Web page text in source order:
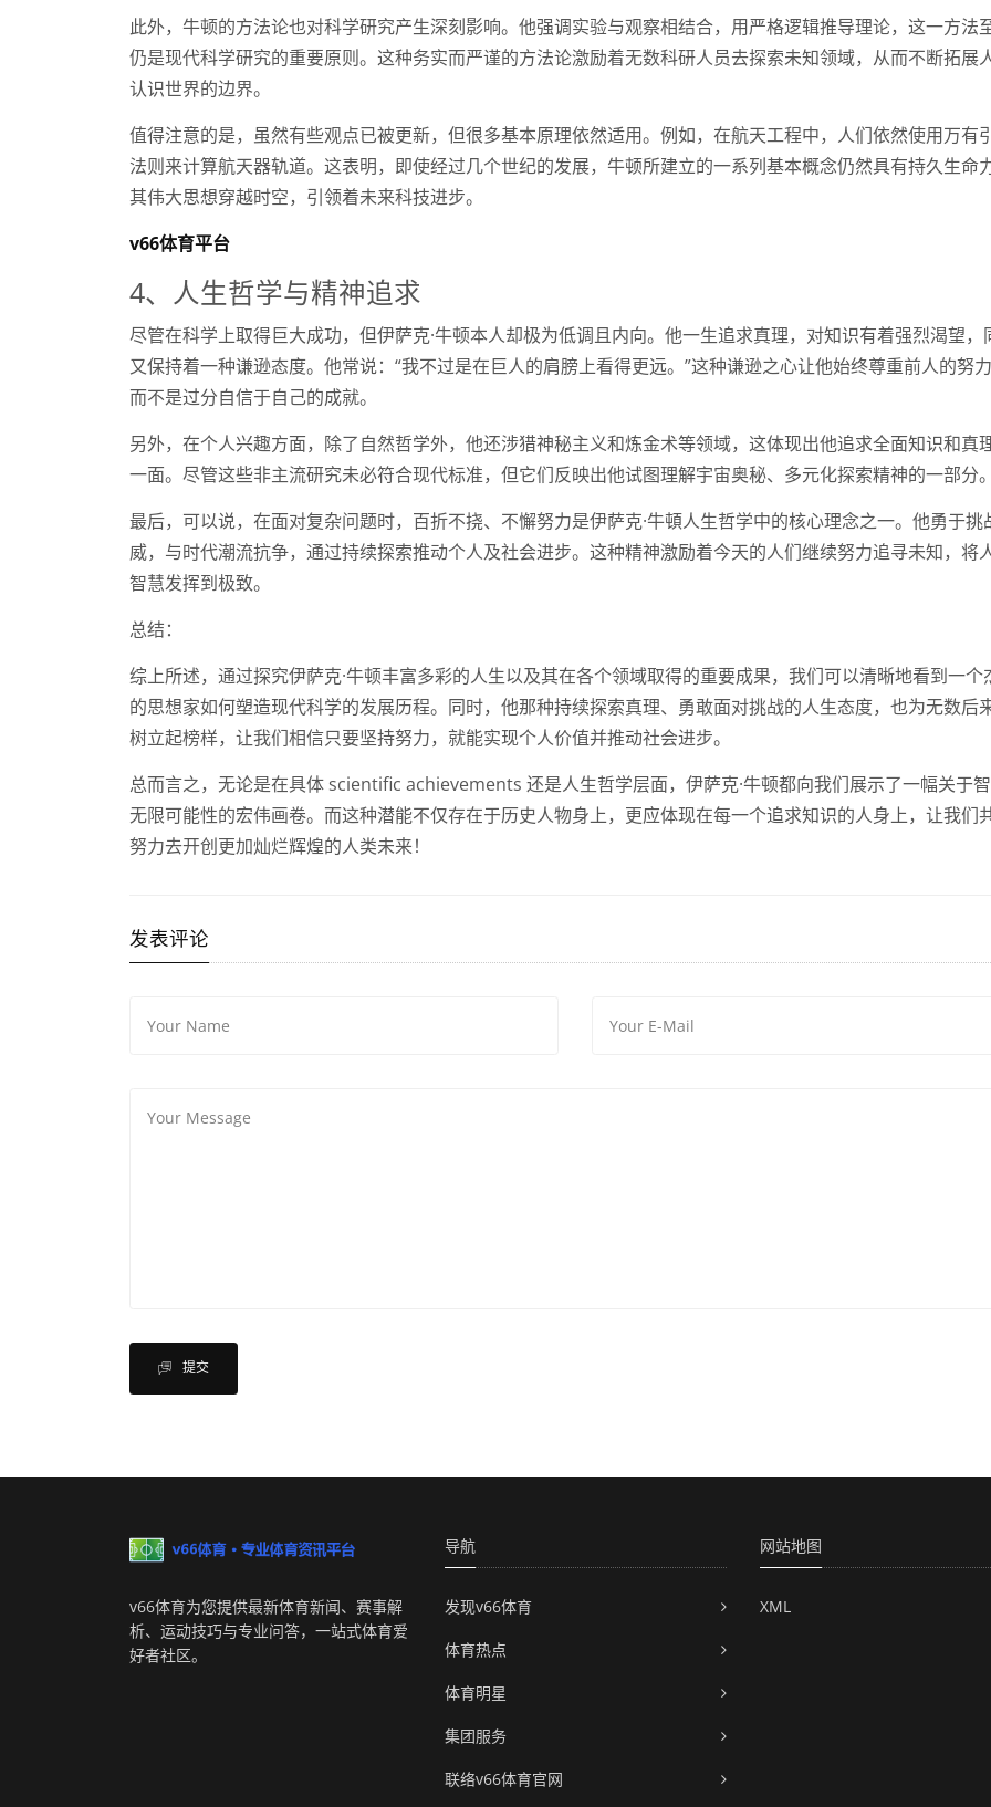
此外，牛顿的方法论也对科学研究产生深刻影响。他强调实验与观察相结合，用严格逻辑推导理论，这一方法
仍是现代科学研究的重要原则。这种务实而严谨的方法论激励着无数科研人员去探索未知领域，从而不断拓展
认识世界的边界。
值得注意的是，虽然有些观点已被更新，但很多基本原理依然适用。例如，在航天工程中，人们依然使用万有
法则来计算航天器轨道。这表明，即使经过几个世纪的发展，牛顿所建立的一系列基本概念仍然具有持久生命力
其伟大思想穿越时空，引领着未来科技进步。
v66体育平台
4、人生哲学与精神追求
尽管在科学上取得巨大成功，但伊萨克·牛顿本人却极为低调且内向。他一生追求真理，对知识有着强烈渴望，
又保持着一种谦逊态度。他常说：“我不过是在巨人的肩膀上看得更远。”这种谦逊之心让他始终尊重前人的努力
而不是过分自信于自己的成就。
另外，在个人兴趣方面，除了自然哲学外，他还涉猎神秘主义和炼金术等领域，这体现出他追求全面知识和真
一面。尽管这些非主流研究未必符合现代标准，但它们反映出他试图理解宇宙奥秘、多元化探索精神的一部分。
最后，可以说，在面对复杂问题时，百折不挠、不懈努力是伊萨克·牛頓人生哲学中的核心理念之一。他勇于挑
威，与时代潮流抗争，通过持续探索推动个人及社会进步。这种精神激励着今天的人们继续努力追寻未知，将
智慧发挥到极致。
总结：
综上所述，通过探究伊萨克·牛顿丰富多彩的人生以及其在各个领域取得的重要成果，我们可以清晰地看到一个
的思想家如何塑造现代科学的发展历程。同时，他那种持续探索真理、勇敢面对挑战的人生态度，也为无数后
树立起榜样，让我们相信只要坚持努力，就能实现个人价值并推动社会进步。
总而言之，无论是在具体 scientific achievements 还是人生哲学层面，伊萨克·牛顿都向我们展示了一幅关于
无限可能性的宏伟画卷。而这种潜能不仅存在于历史人物身上，更应体现在每一个追求知识的人身上，让我们
努力去开创更加灿烂辉煌的人类未来！
发表评论
提交
v66体育为您提供最新体育新闻、赛事解
析、运动技巧与专业问答，一站式体育爱
好者社区。
导航
发现v66体育
体育热点
体育明星
集团服务
联络v66体育官网
网站地图
XML